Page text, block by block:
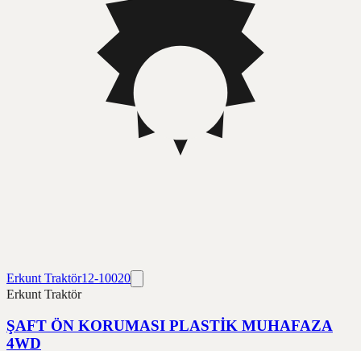
Erkunt Traktör12-10020
Erkunt Traktör
ŞAFT ÖN KORUMASI PLASTİK MUHAFAZA
4WD